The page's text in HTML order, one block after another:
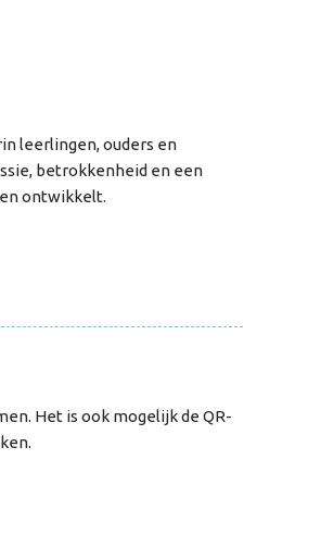
leerlingen, ouders en
betrokkenheid en een
ontwikkelt.
Het is ook mogelijk de QR-